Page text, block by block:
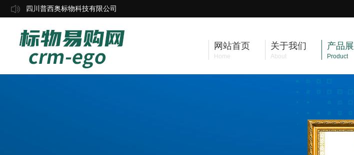
四川普西奥标物科技有限公司
网站首页
Home
关于我们
About
产品
Product